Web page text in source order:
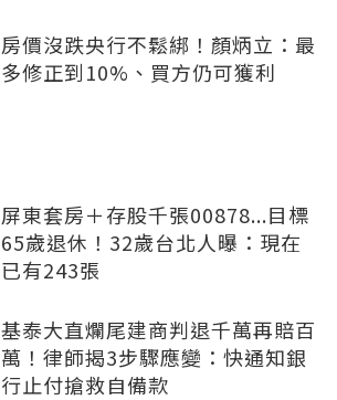
房價沒跌央行不鬆綁！顏炳立：最
多修正到10%、買方仍可獲利
屏東套房＋存股千張00878...目標
65歲退休！32歲台北人曝：現在
已有243張
基泰大直爛尾建商判退千萬再賠百
萬！律師揭3步驟應變：快通知銀
行止付搶救自備款